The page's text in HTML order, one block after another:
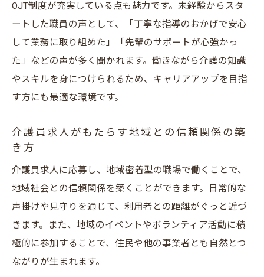
OJT制度が充実している点も魅力です。未経験からスタ
ートした職員の声として、「丁寧な指導のおかげで安心
して業務に取り組めた」「先輩のサポートが心強かっ
た」などの声が多く聞かれます。働きながら介護の知識
やスキルを身につけられるため、キャリアアップを目指
す方にも最適な環境です。
介護員求人がもたらす地域との信頼関係の築
き方
介護員求人に応募し、地域密着型の職場で働くことで、
地域社会との信頼関係を築くことができます。日常的な
声掛けや見守りを通じて、利用者との距離がぐっと近づ
きます。また、地域のイベントやボランティア活動に積
極的に参加することで、住民や他の事業者とも自然とつ
ながりが生まれます。